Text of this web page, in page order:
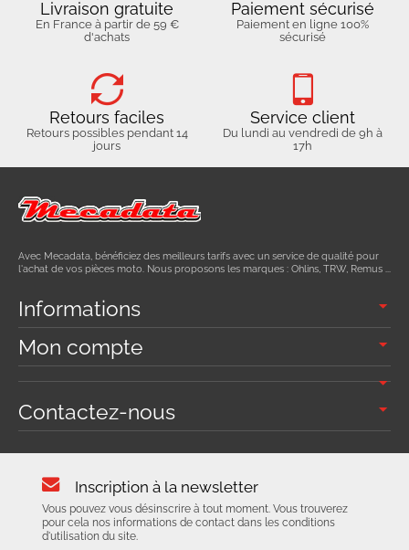
Livraison gratuite
En France à partir de 59 €
d'achats
Paiement sécurisé
Paiement en ligne 100%
sécurisé
Retours faciles
Retours possibles pendant 14
jours
Service client
Du lundi au vendredi de 9h à
17h
Avec Mecadata, bénéficiez des meilleurs tarifs avec un service de qualité pour
l'achat de vos pièces moto. Nous proposons les marques : Ohlins, TRW, Remus ...
Informations
Mon compte
Contactez-nous
Inscription à la newsletter
Vous pouvez vous désinscrire à tout moment. Vous trouverez
pour cela nos informations de contact dans les conditions
d'utilisation du site.